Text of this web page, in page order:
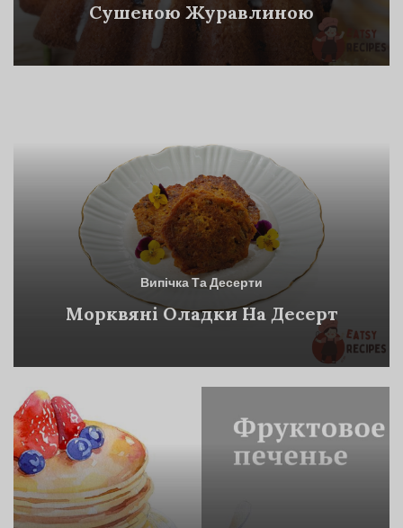
Сушеною Журавлиною
Випічка Та Десерти
Морквяні Оладки На Десерт